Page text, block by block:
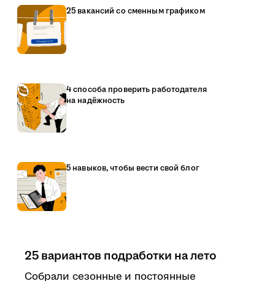
25 вакансий со сменным графиком
4 способа проверить работодателя
на надёжность
5 навыков, чтобы вести свой блог
25 вариантов подработки на лето
Собрали сезонные и постоянные